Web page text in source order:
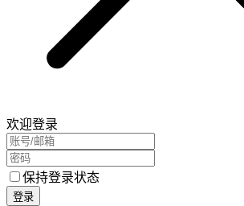
欢迎登录
保持登录状态
登录